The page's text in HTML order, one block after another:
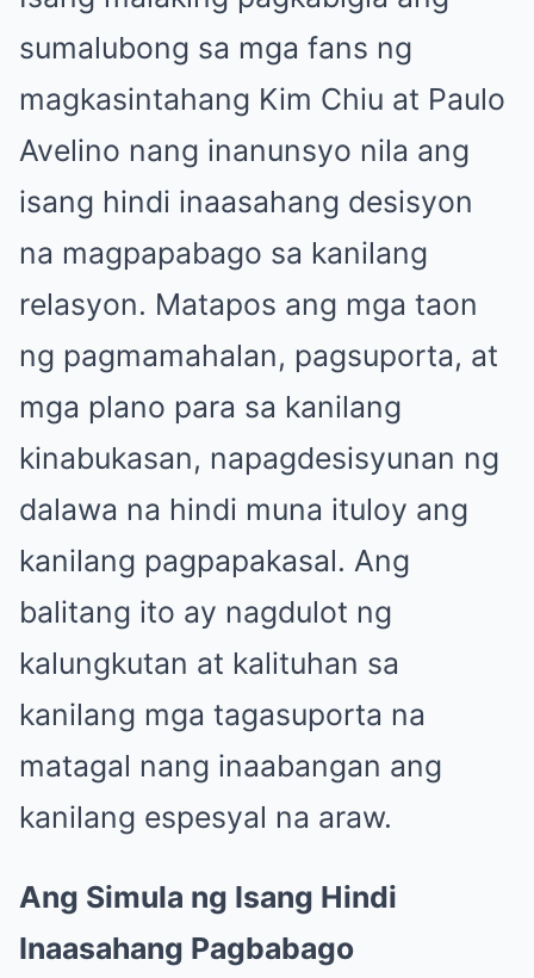
sumalubong sa mga fans ng
magkasintahang Kim Chiu at Paulo
Avelino nang inanunsyo nila ang
isang hindi inaasahang desisyon
na magpapabago sa kanilang
relasyon. Matapos ang mga taon
ng pagmamahalan, pagsuporta, at
mga plano para sa kanilang
kinabukasan, napagdesisyunan ng
dalawa na hindi muna ituloy ang
kanilang pagpapakasal. Ang
balitang ito ay nagdulot ng
kalungkutan at kalituhan sa
kanilang mga tagasuporta na
matagal nang inaabangan ang
kanilang espesyal na araw.
Ang Simula ng Isang Hindi
Inaasahang Pagbabago